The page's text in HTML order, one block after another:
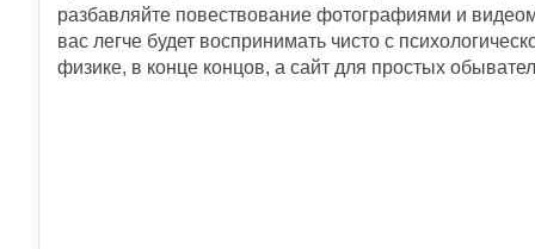
разбавляйте повествование фотографиями и
вас легче будет воспринимать чисто с
физике, в конце концов, а сайт для простых